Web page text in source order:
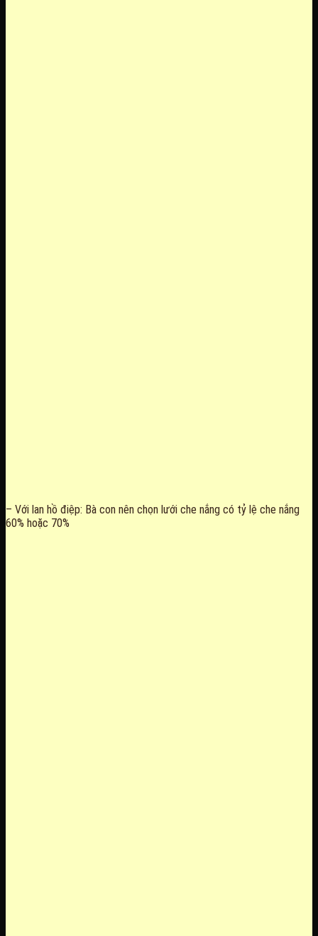
– Với lan hồ điệp: Bà con nên chọn lưới che nắng có tỷ lệ che nắng
60% hoặc 70%